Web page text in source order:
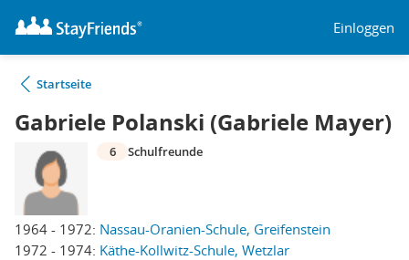
Einloggen
Startseite
Gabriele Polanski (Gabriele Mayer)
1964 - 1972: Nassau-Oranien-Schule, Greifenstein
1972 - 1974: Käthe-Kollwitz-Schule, Wetzlar
6 Schulfreunde